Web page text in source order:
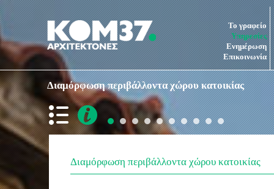
Το γραφείο
Υπηρεσίες
Ενημέρωση
Επικοινωνία
Διαμόρφωση περιβάλλοντα χώρου κατοικίας
Διαμόρφωση περιβάλλοντα χώρου κατοικίας